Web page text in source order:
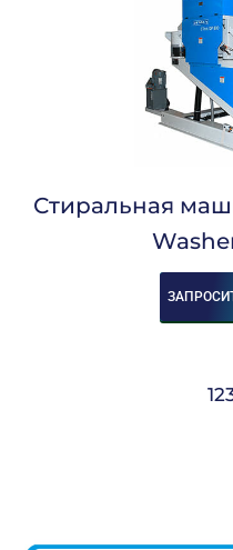
Стиральная
12